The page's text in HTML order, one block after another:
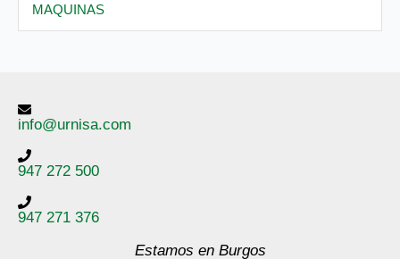
MAQUINAS
info@urnisa.com
947 272 500
947 271 376
Estamos en Burgos